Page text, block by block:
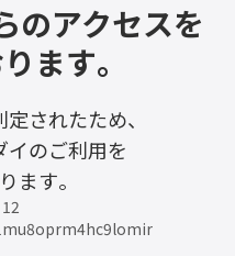
のアクセスを
ます。
されたため、
イのご利用を
ます。